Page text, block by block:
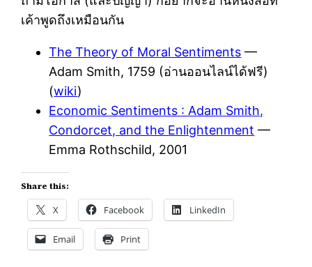
เค้าพูดถึงเหมือนกัน
The Theory of Moral Sentiments —
Adam Smith, 1759 (อ่านออนไลน์ได้ฟรี)
(wiki)
Economic Sentiments : Adam Smith,
Condorcet, and the Enlightenment —
Emma Rothschild, 2001
Share this:
X Facebook LinkedIn
Email Print